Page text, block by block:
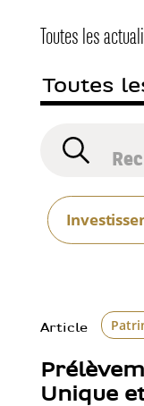
Toutes les
Article
Unique